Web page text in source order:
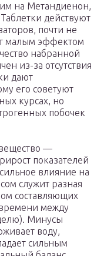
на Метандиенон,
действуют
почти не
малым эффектом
набранной
из-за отсутствия
дают
его советуют
курсах, но
побочек
—
показателей
влияние на
служит разная
составляющих
между
Минусы
воду,
сильным